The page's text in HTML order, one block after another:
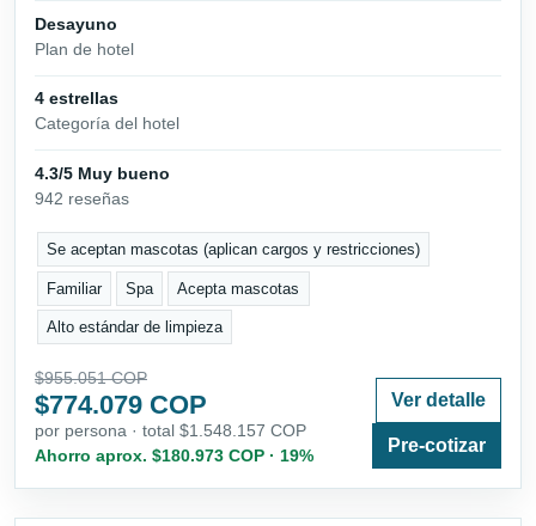
Desayuno
Plan de hotel
4 estrellas
Categoría del hotel
4.3/5 Muy bueno
942 reseñas
Se aceptan mascotas (aplican cargos y restricciones)
Familiar Spa Acepta mascotas
Alto estándar de limpieza
$955.051 COP
$774.079 COP
por persona · total $1.548.157 COP
Ahorro aprox. $180.973 COP · 19%
Ver detalle
Pre-cotizar